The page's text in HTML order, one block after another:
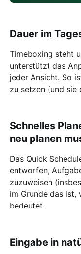
Dauer im
Timeboxing steht
unterstützt das
jeder Ansicht. So
zu setzen (und sie
Schnelles
neu planen
Das Quick
entworfen,
zuzuweisen
im Grunde das ist,
bedeutet.
Eingabe in